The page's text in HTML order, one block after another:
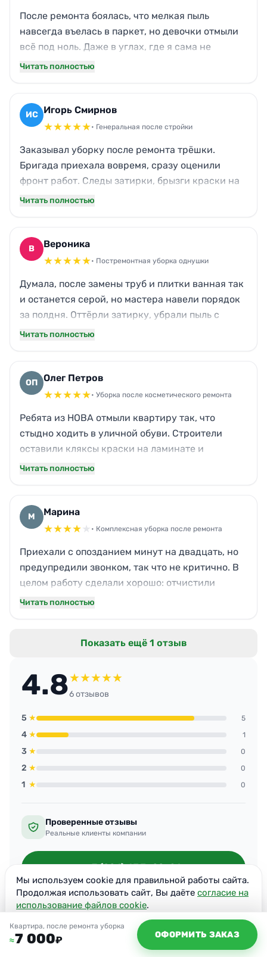
Квартира, после ремонта уборка
≈7 000₽ ОФОРМИТЬ ЗАКАЗ
После ремонта боялась, что мелкая пыль
навсегда въелась в паркет, но девочки отмыли
всё под ноль. Даже в углах, где я сама не
доставала, чистота. Окна сияют, на кухне
использовали свои средства, не пришлось
ничего докупать. Теперь квартира наконец-то
Читать полностью
ИС Игорь Смирнов
★★★★★• Генеральная после стройки
Заказывал уборку после ремонта трёшки.
Бригада приехала вовремя, сразу оценили
фронт работ. Следы затирки, брызги краски на
стёклах, жирная плёнка на кухонной вытяжке —
грязь. Жена вернулась с детьми от тёщи и
ахнула. Спасибо, выручили перед переездом.
Читать полностью
В Вероника
★★★★★• Постремонтная уборка однушки
Думала, после замены труб и плитки ванная так
и останется серой, но мастера навели порядок
за полдня. Оттёрли затирку, убрали пыль с
зеркала, даже стыки на потолке прочистили.
никаких претензий. Запах химии выветрился
быстро, можно заселяться. Рекомендую тем, кто
Читать полностью
ОП Олег Петров
★★★★★• Уборка после косметического ремонта
Ребята из НОВА отмыли квартиру так, что
стыдно ходить в уличной обуви. Строители
оставили кляксы краски на ламинате и
бетонную крошку в коридоре — всё вычистили.
плёнку сняли аккуратно, не поцарапав ручки.
Жена рада, я спокоен. Быстро, чётко, без
Читать полностью
М Марина
★★★★★ • Комплексная уборка после ремонта
Приехали с опозданием минут на двадцать, но
предупредили звонком, так что не критично. В
целом работу сделали хорошо: отчистили
плитку от клея, вымыли окна после побелки,
кладовке, но сама быстро поправила.
возвращению семьи. Цена соответствует
объёму, дают гарантию на косяки.
Читать полностью
Показать ещё 1 отзыв
4.8★★★★★
6 отзывов
5 ★ 5
4 ★ 1
3 ★ 0
2 ★ 0
1 ★ 0
Проверенные отзывы
Реальные клиенты компании
+7 (926) 633-22-01
ОСТАВИТЬ ОТЗЫВ
Мы используем cookie для правильной работы сайта.
Продолжая использовать сайт, Вы даёте согласие на
использование файлов cookie.
Согласен